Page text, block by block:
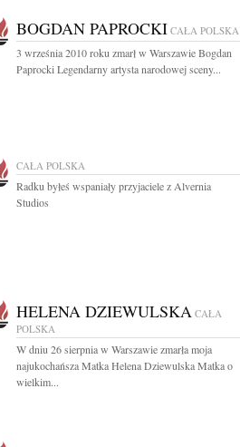
BOGDAN PAPROCKI CAŁA POLSKA
3 września 2010 roku zmarł w Warszawie Bogdan
Paprocki Legendarny artysta narodowej sceny...
CAŁA POLSKA
Radku byłeś wspaniały przyjaciele z Alvernia
Studios
HELENA DZIEWULSKA CAŁA
POLSKA
W dniu 26 sierpnia w Warszawie zmarła moja
najukochańsza Matka Helena Dziewulska Matka o
wielkim...